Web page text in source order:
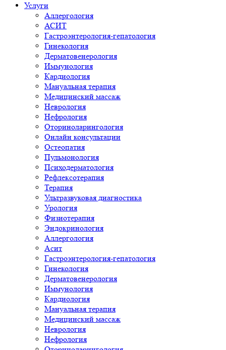
Услуги
Аллергология
АСИТ
Гастроэнтерология-гепатология
Гинекология
Дерматовенерология
Иммунология
Кардиология
Мануальная терапия
Медицинский массаж
Неврология
Нефрология
Оториноларингология
Онлайн консультации
Остеопатия
Пульмонология
Психодерматология
Рефлексотерапия
Терапия
Ультразвуковая диагностика
Урология
Физиотерапия
Эндокринология
Аллергология
Асит
Гастроэнтерология-гепатология
Гинекология
Дерматовенерология
Иммунология
Кардиология
Мануальная терапия
Медицинский массаж
Неврология
Нефрология